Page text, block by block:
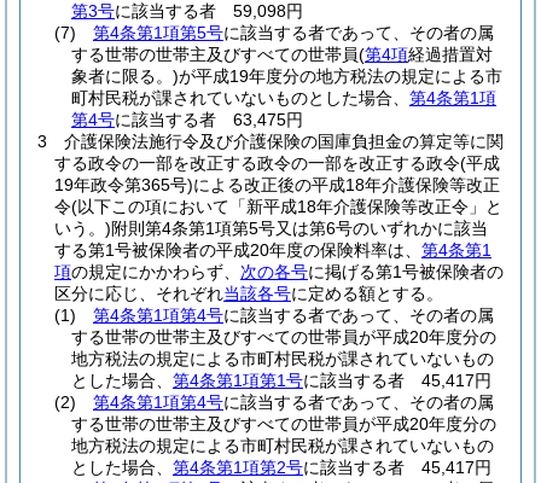
第3号に該当する者 59,098円
(7)
第4条第1項第5号に該当する者であって、その者の属
する世帯の世帯主及びすべての世帯員(第4項経過措置対
象者に限る。)が平成19年度分の地方税法の規定による市
町村民税が課されていないものとした場合、 第4条第1項
第4号に該当する者 63,475円
3
介護保険法施行令及び介護保険の国庫負担金の算定等に関
する政令の一部を改正する政令の一部を改正する政令(平成
19年政令第365号)による改正後の平成18年介護保険等改正
令(以下この項において「新平成18年介護保険等改正令」と
いう。)附則第4条第1項第5号又は第6号のいずれかに該当
する第1号被保険者の平成20年度の保険料率は、 第4条第1
項の規定にかかわらず、 次の各号に掲げる第1号被保険者の
区分に応じ、それぞれ当該各号に定める額とする。
(1)
第4条第1項第4号に該当する者であって、その者の属
する世帯の世帯主及びすべての世帯員が平成20年度分の
地方税法の規定による市町村民税が課されていないもの
とした場合、 第4条第1項第1号に該当する者 45,417円
(2)
第4条第1項第4号に該当する者であって、その者の属
する世帯の世帯主及びすべての世帯員が平成20年度分の
地方税法の規定による市町村民税が課されていないもの
とした場合、 第4条第1項第2号に該当する者 45,417円